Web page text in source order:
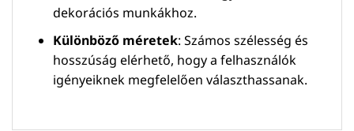
dekorációs munkákhoz.
Különböző méretek: Számos szélesség és
hosszúság elérhető, hogy a felhasználók
igényeiknek megfelelően választhassanak.